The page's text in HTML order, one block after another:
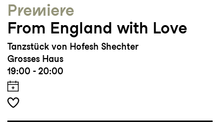
Premiere
From England with Love
Tanzstück von Hofesh Shechter
Grosses Haus
19:00 - 20:00